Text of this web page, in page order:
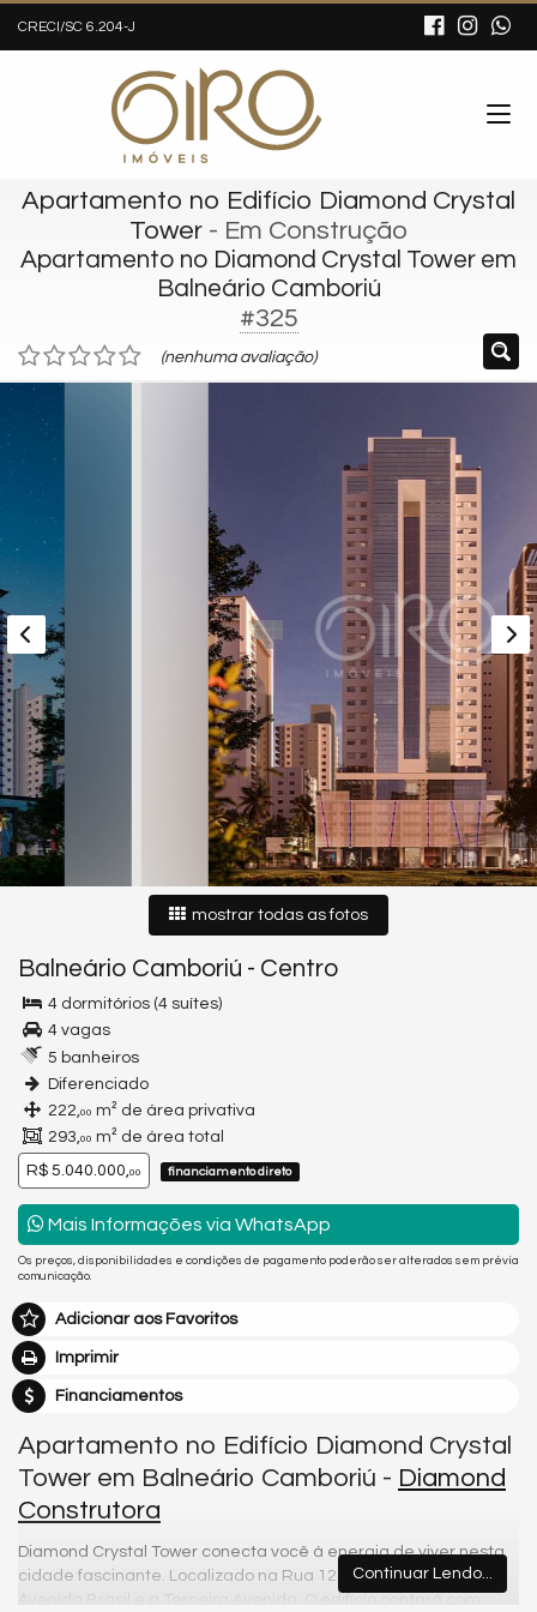
CRECI/SC 6.204-J
Apartamento no Edifício Diamond Crystal
Tower - Em Construção
Apartamento no Diamond Crystal Tower em
Balneário Camboriú
#325
(nenhuma avaliação)
mostrar todas as fotos
Balneário Camboriú - Centro
4 dormitórios (4 suítes)
4 vagas
5 banheiros
Diferenciado
222,00 m² de área privativa
293,00 m² de área total
R$ 5.040.000,00 financiamento direto
Mais Informações via WhatsApp
Os preços, disponibilidades e condições de pagamento poderão ser alterados sem prévia
comunicação.
Adicionar aos Favoritos
Imprimir
Financiamentos
Apartamento no Edifício Diamond Crystal
Tower em Balneário Camboriú - Diamond
Construtora
Diamond Crystal Tower conecta você à energia de viver nesta
cidade fascinante. Localizado na Rua 1201, no Centro, entre a
Avenida Brasil e a Terceira Avenida. O edifício contará com
Continuar Lendo...